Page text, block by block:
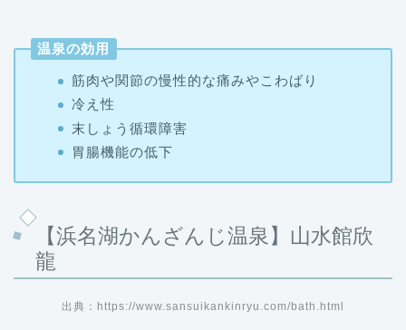
筋肉や関節の慢性的な痛みやこわばり
冷え性
末しょう循環障害
胃腸機能の低下
【浜名湖かんざんじ温泉】山水館欣
龍